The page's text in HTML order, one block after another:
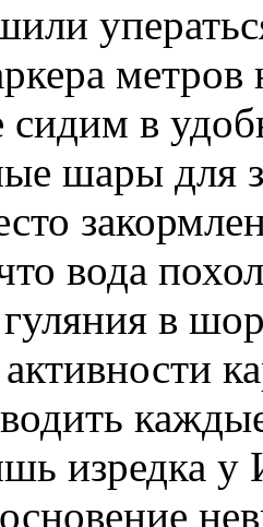
в
шары для
вода
в
изредка